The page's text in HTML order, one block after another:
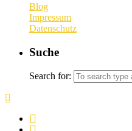
Blog
Impressum
Datenschutz
Suche
Search for: